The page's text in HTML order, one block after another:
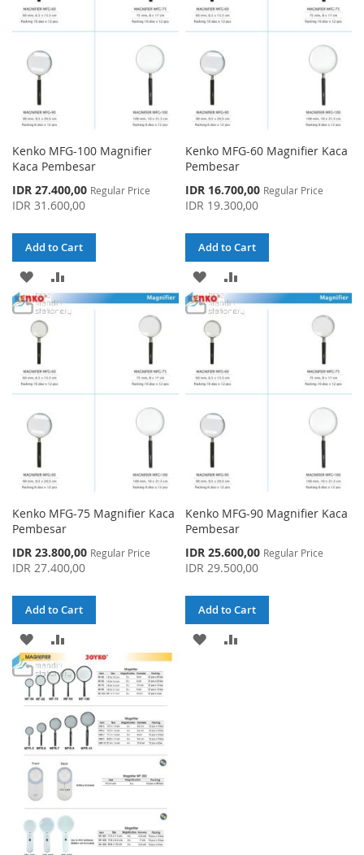
Kenko MFG-100 Magnifier
Kaca Pembesar
Special
Price
IDR 27.400,00 Regular Price
IDR 31.600,00
Add to Cart
ADD
TO
WISH
LIST
TO
Kenko MFG-60 Magnifier Kaca
Pembesar
Special
Price
IDR 16.700,00 Regular Price
IDR 19.300,00
Add to Cart
ADD
TO
WISH
LIST
TO
Kenko MFG-75 Magnifier Kaca
Pembesar
Special
Price
IDR 23.800,00 Regular Price
IDR 27.400,00
Add to Cart
ADD
TO
WISH
LIST
TO
COMPARE
Kenko MFG-90 Magnifier Kaca
Pembesar
Special
Price
IDR 25.600,00 Regular Price
IDR 29.500,00
Add to Cart
ADD